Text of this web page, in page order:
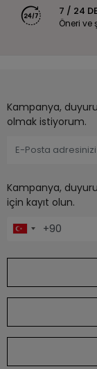
7 / 24
Öneri ve
Kampanya,
olmak istiyorum.
Kampanya,
için kayıt olun.